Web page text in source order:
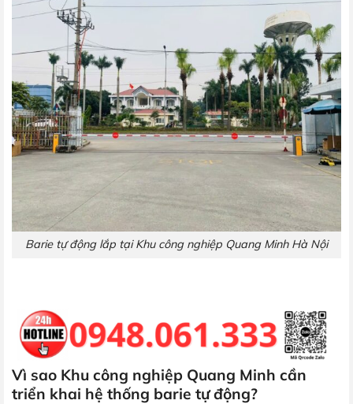
Barie tự động lắp tại Khu công nghiệp Quang Minh Hà Nội
Vì sao Khu công nghiệp Quang Minh cần
triển khai hệ thống barie tự động?